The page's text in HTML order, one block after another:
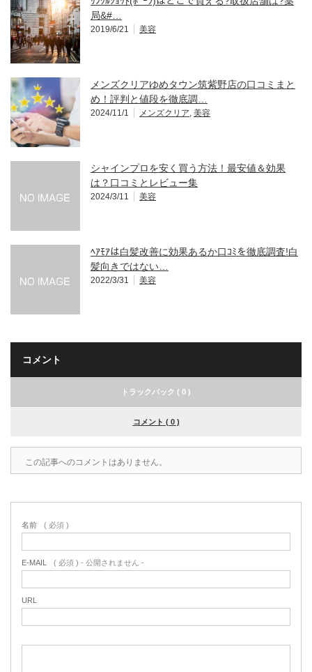
局&#…
2019/6/21 美容
メンズクリアゆめタウン筑紫野店の口コミまと
め！評判と値段を徹底調…
2024/11/1 メンズクリア 美容
シャインプロを安く買う方法！最安値＆効果
は？口コミとレビュー集
2024/3/11 美容
ﾍｱﾓｱは白髪改善に効果あるか口ｺﾐを徹底調査!白
髪向きではない…
2022/3/31 美容
コメント
トラックバック ( 0 )
コメント ( 0 )
この記事へのコメントはありません。
名前 ( 必須 )
E-MAIL ( 必須 ) - 公開されません -
URL